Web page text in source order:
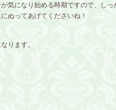
気になり始める時期ですので、し
ぬってあげてくださいね！
ります。